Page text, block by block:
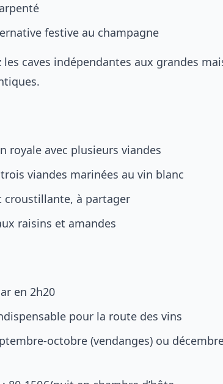
festive au champagne
les caves indépendantes aux grandes
royale avec plusieurs viandes
viandes marinées au vin blanc
croustillante, à partager
raisins et amandes
en 2h20
pour la route des vins
octobre (vendanges) ou